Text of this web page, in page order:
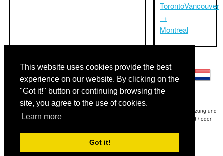
This website uses cookies provide the best
experience on our website. By clicking on the
"Got it!" button or continuing browsing the
site, you agree to the use of cookies.
Learn more
Got it!
Toronto
→
Montreal
Vancouver
Haftungsausschluss: Die Informationen auf dieser Website ist unsere beste Schätzung und
für nur Ihre Referenz.Triptimeto.com haftet nicht für jede Reise Verzögerung und / oder